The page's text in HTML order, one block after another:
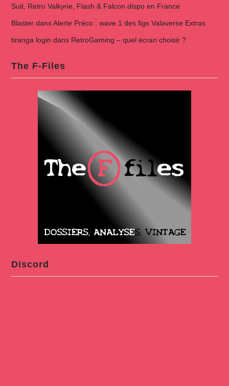
Suit, Retro Valkyrie, Flash & Falcon dispo en France
BlasterdansAlerte Préco : wave 1 des figs Valaverse Extras
tiranga login dans RetroGaming – quel écran choisir ?
The F-Files
Discord